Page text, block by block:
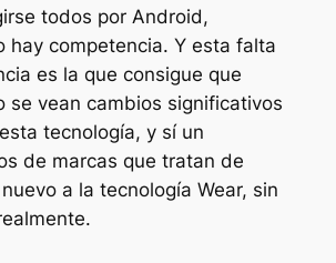
todos por Android,
hay competencia. Y esta falta
es la que consigue que
se vean cambios significativos
tecnología, y sí un
de marcas que tratan de
a la tecnología Wear, sin